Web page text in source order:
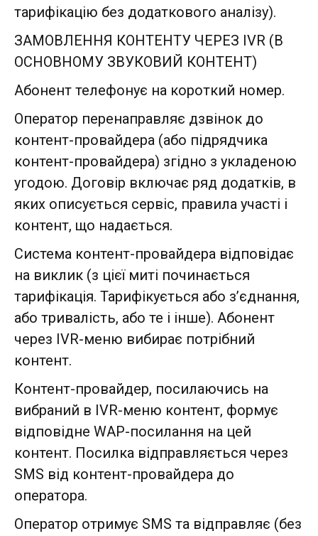
тарифікацію без додаткового аналізу).
ЗАМОВЛЕННЯ КОНТЕНТУ ЧЕРЕЗ IVR (В
ОСНОВНОМУ ЗВУКОВИЙ КОНТЕНТ)
Абонент телефонує на короткий номер.
Оператор перенаправляє дзвінок до
контент-провайдера (або підрядчика
контент-провайдера) згідно з укладеною
угодою. Договір включає ряд додатків, в
яких описується сервіс, правила участі і
контент, що надається.
Система контент-провайдера відповідає
на виклик (з цієї миті починається
тарифікація. Тарифікується або з’єднання,
або тривалість, або те і інше). Абонент
через IVR-меню вибирає потрібний
контент.
Контент-провайдер, посилаючись на
вибраний в IVR-меню контент, формує
відповідне WAP-посилання на цей
контент. Посилка відправляється через
SMS від контент-провайдера до
оператора.
Оператор отримує SMS та відправляє (без